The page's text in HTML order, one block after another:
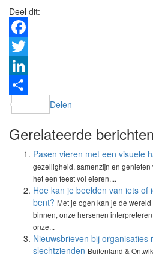
Deel dit:
Facebook
Twitter
LinkedIn
Delen
Gerelateerde
Pasen vieren met een visuele
gezelligheid, samenzijn en
het een feest vol eieren,...
Hoe kan je beelden van iets of
bent? Met je ogen kan je de
binnen, onze hersenen
onze...
Nieuwsbrieven bij organisaties
slechtzienden Buitenland &